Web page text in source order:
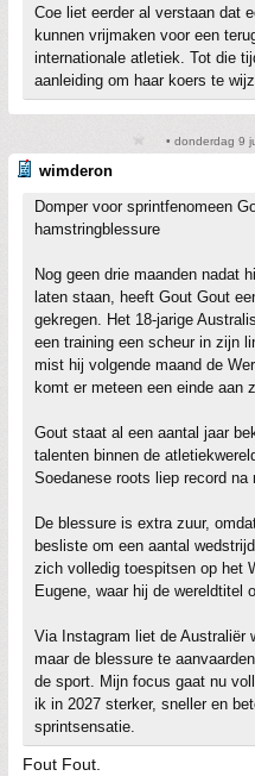
Coe liet eerder al verstaan dat
kunnen vrijmaken voor een
internationale atletiek. Tot die
aanleiding om haar koers te
• donderdag 9
wimderon
Domper voor sprintfenomeen
hamstringblessure
Nog geen drie maanden nadat
laten staan, heeft Gout Gout
gekregen. Het 18-jarige
een training een scheur in zijn
mist hij volgende maand de
komt er meteen een einde aan
Gout staat al een aantal jaar
talenten binnen de
Soedanese roots liep record na
De blessure is extra zuur,
besliste om een aantal
zich volledig toespitsen op het
Eugene, waar hij de wereldtitel
Via Instagram liet de Australiër
maar de blessure te
de sport. Mijn focus gaat nu
ik in 2027 sterker, sneller en
sprintsensatie.
Fout Fout.